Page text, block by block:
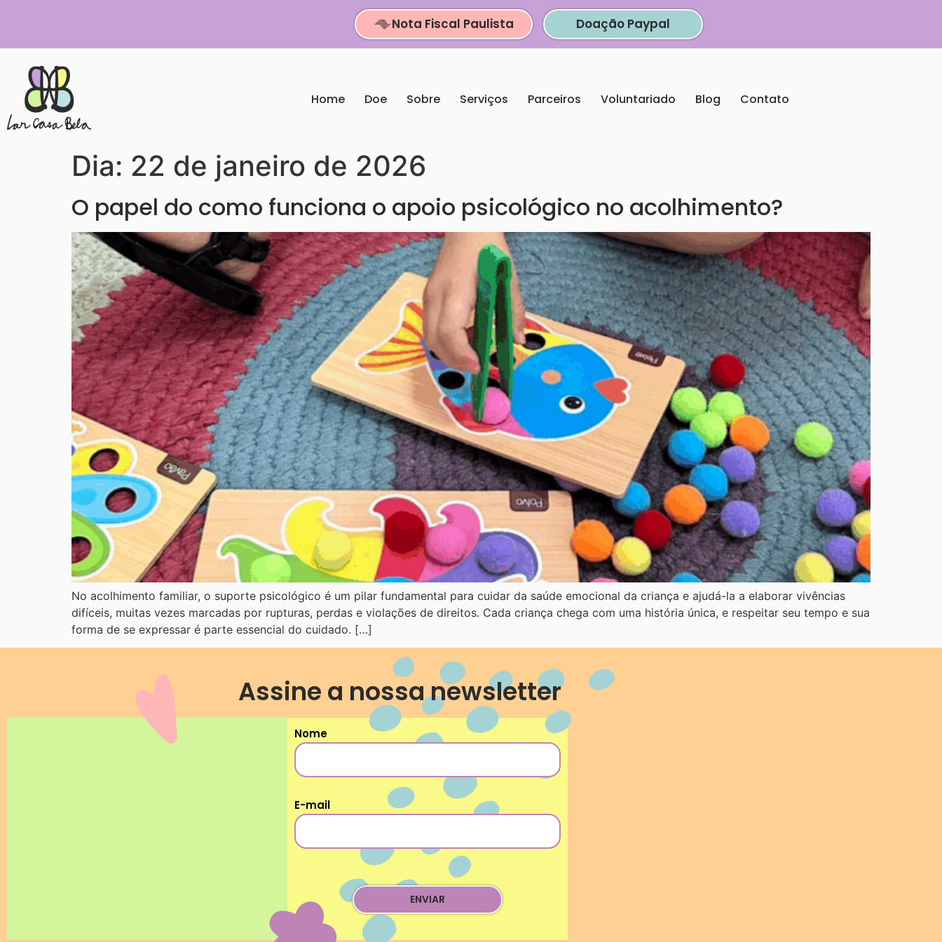
Nota Fiscal Paulista Doação Paypal
Home Doe Sobre Serviços Parceiros Voluntariado Blog Contato
Dia: 22 de janeiro de 2026
O papel do como funciona o apoio psicológico no acolhimento?
No acolhimento familiar, o suporte psicológico é um pilar fundamental para cuidar da saúde emocional da criança e ajudá-la a elaborar vivências
difíceis, muitas vezes marcadas por rupturas, perdas e violações de direitos. Cada criança chega com uma história única, e respeitar seu tempo e sua
forma de se expressar é parte essencial do cuidado. […]
Assine a nossa newsletter
Nome
E-mail